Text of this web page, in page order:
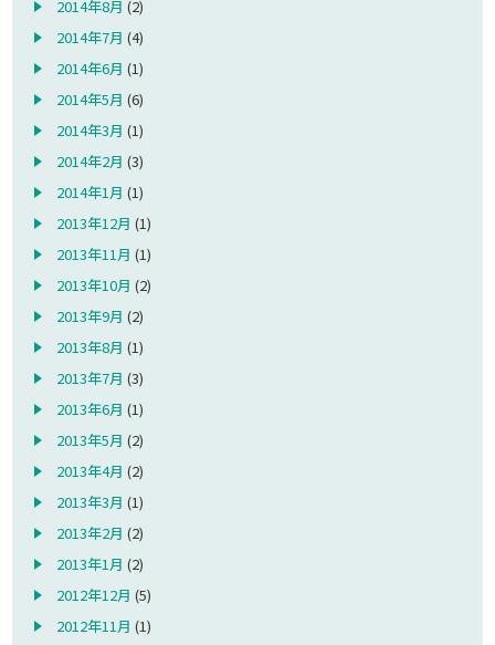
2014年8月 (2)
2014年7月 (4)
2014年6月 (1)
2014年5月 (6)
2014年3月 (1)
2014年2月 (3)
2014年1月 (1)
2013年12月 (1)
2013年11月 (1)
2013年10月 (2)
2013年9月 (2)
2013年8月 (1)
2013年7月 (3)
2013年6月 (1)
2013年5月 (2)
2013年4月 (2)
2013年3月 (1)
2013年2月 (2)
2013年1月 (2)
2012年12月 (5)
2012年11月 (1)